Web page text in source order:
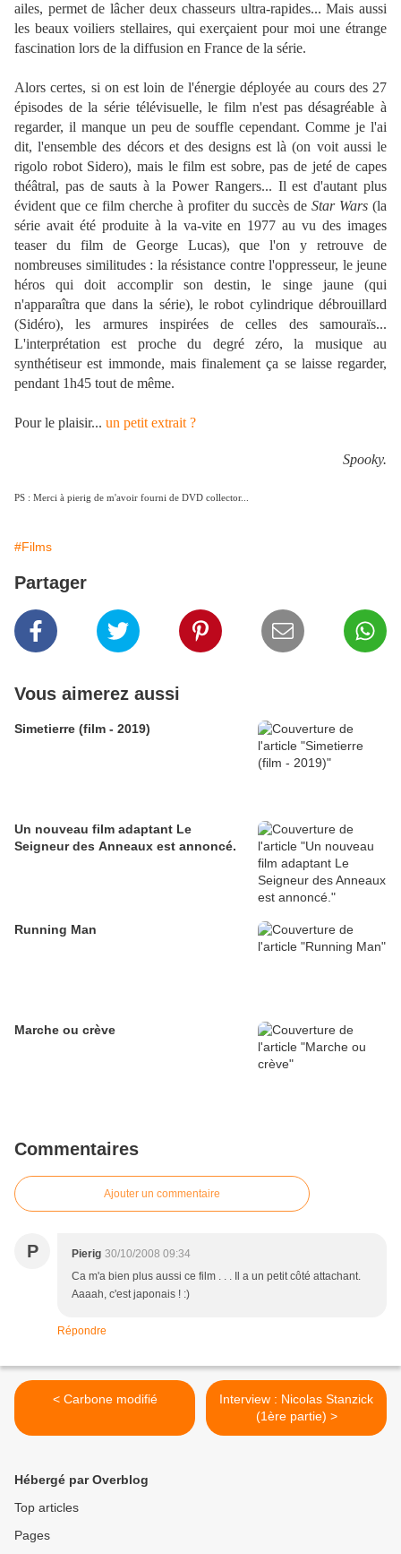
ailes, permet de lâcher deux chasseurs ultra-rapides... Mais aussi
les beaux voiliers stellaires, qui exerçaient pour moi une étrange
fascination lors de la diffusion en France de la série.
Alors certes, si on est loin de l'énergie déployée au cours des 27
épisodes de la série télévisuelle, le film n'est pas désagréable à
regarder, il manque un peu de souffle cependant. Comme je l'ai
dit, l'ensemble des décors et des designs est là (on voit aussi le
rigolo robot Sidero), mais le film est sobre, pas de jeté de capes
théâtral, pas de sauts à la Power Rangers... Il est d'autant plus
évident que ce film cherche à profiter du succès de Star Wars (la
série avait été produite à la va-vite en 1977 au vu des images
teaser du film de George Lucas), que l'on y retrouve de
nombreuses similitudes : la résistance contre l'oppresseur, le jeune
héros qui doit accomplir son destin, le singe jaune (qui
n'apparaîtra que dans la série), le robot cylindrique débrouillard
(Sidéro), les armures inspirées de celles des samouraïs...
L'interprétation est proche du degré zéro, la musique au
synthétiseur est immonde, mais finalement ça se laisse regarder,
pendant 1h45 tout de même.
Pour le plaisir... un petit extrait ?
Spooky.
PS : Merci à pierig de m'avoir fourni de DVD collector...
#Films
Partager
Vous aimerez aussi
Simetierre (film - 2019)
Un nouveau film adaptant Le
Seigneur des Anneaux est annoncé.
Running Man
Marche ou crève
Commentaires
Ajouter un commentaire
P Pierig 30/10/2008 09:34
Ca m'a bien plus aussi ce film . . . Il a un petit côté attachant.
Aaaah, c'est japonais ! :)
Répondre
< Carbone modifié
Interview : Nicolas Stanzick
(1ère partie) >
Hébergé par Overblog
Top articles
Pages